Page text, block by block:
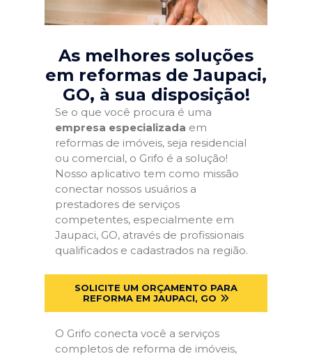
As melhores soluções
em reformas de Jaupaci,
GO, à sua disposição!
Se o que você procura é uma
empresa especializada em
reformas de imóveis, seja residencial
ou comercial, o Grifo é a solução!
Nosso aplicativo tem como missão
conectar nossos usuários a
prestadores de serviços
competentes, especialmente em
Jaupaci, GO, através de profissionais
qualificados e cadastrados na região.
SOLICITE UM ORÇAMENTO PARA
REFORMA EM JAUPACI, GO
O Grifo conecta você a serviços
completos de reforma de imóveis,